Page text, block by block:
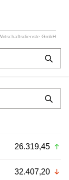
GmbH
26.319,45
32.407,20